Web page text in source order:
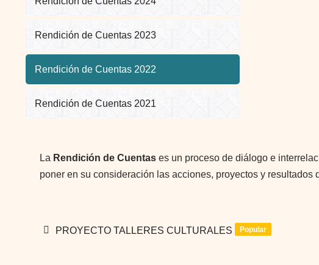
Rendición de Cuentas 2023
Rendición de Cuentas 2022
Rendición de Cuentas 2021
La Rendición de Cuentas es un proceso de diálogo e
poner en su consideración las acciones, proyectos y resultados
pdf
PROYECTO TALLERES CULTURALES Popular